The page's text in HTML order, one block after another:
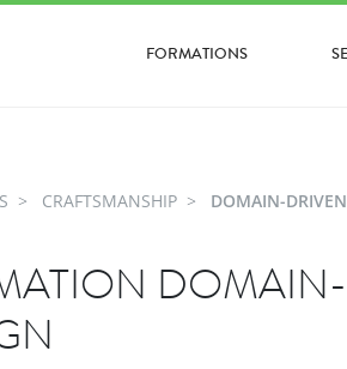
FORMATIONS
CRAFTSMANSHIP DOMAIN-